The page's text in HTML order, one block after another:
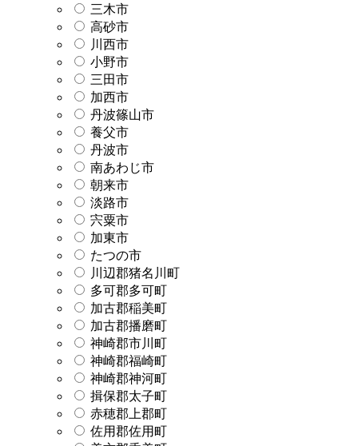
三木市
高砂市
川西市
小野市
三田市
加西市
丹波篠山市
養父市
丹波市
南あわじ市
朝来市
淡路市
宍粟市
加東市
たつの市
川辺郡猪名川町
多可郡多可町
加古郡稲美町
加古郡播磨町
神崎郡市川町
神崎郡福崎町
神崎郡神河町
揖保郡太子町
赤穂郡上郡町
佐用郡佐用町